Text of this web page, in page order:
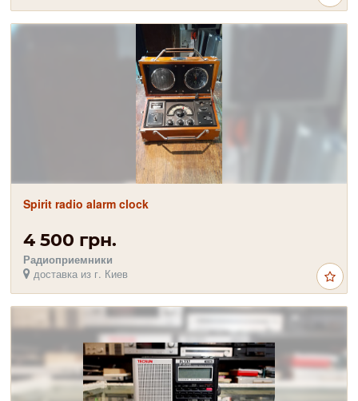
Spirit radio alarm clock
4 500 грн.
Радиоприемники
доставка из г. Киев